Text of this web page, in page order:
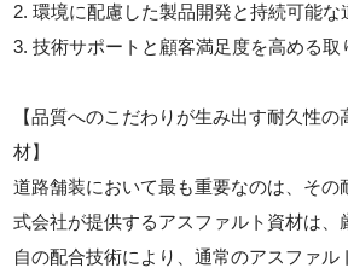
2. 環境に配慮した製品開発と持続可能な
3. 技術サポートと顧客満足度を高める取
【品質へのこだわりが生み出す耐久性
材】
道路舗装において最も重要なのは、その
式会社が提供するアスファルト資材は、
自の配合技術により、通常のアスファル